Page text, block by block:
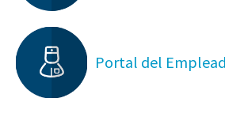
Portal del